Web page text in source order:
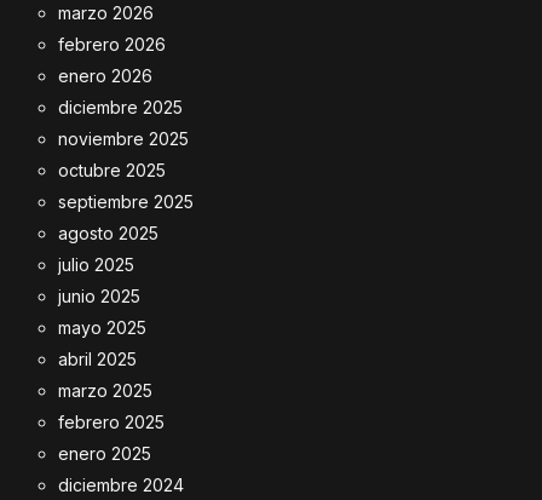
marzo 2026
febrero 2026
enero 2026
diciembre 2025
noviembre 2025
octubre 2025
septiembre 2025
agosto 2025
julio 2025
junio 2025
mayo 2025
abril 2025
marzo 2025
febrero 2025
enero 2025
diciembre 2024